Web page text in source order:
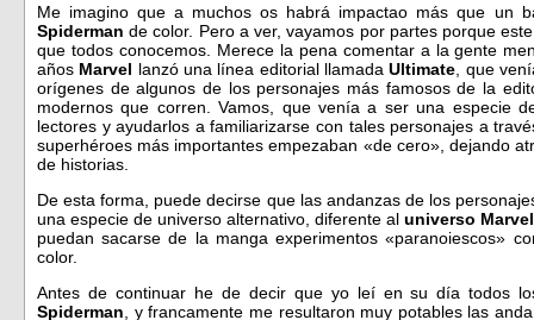
Me imagino que a muchos os habrá impactao más que un
Spidermande color. Pero a ver, vayamos por partes porque
que todos conocemos. Merece la pena comentar a la gente
años Marvel lanzó una línea editorial llamadaUltimate , que
orígenes de algunos de los personajes más famosos de la
modernos que corren. Vamos, que venía a ser una especie
lectores y ayudarlos a familiarizarse con tales personajes a
superhéroes más importantes empezaban «de cero», dejando
de historias.
De esta forma, puede decirse que las andanzas de los
una especie de universo alternativo, diferente al universo
puedan sacarse de la manga experimentos «paranoiescos»
color.
Antes de continuar he de decir que yo leí en su día todos
Spiderman , y francamente me resultaron muy potables las